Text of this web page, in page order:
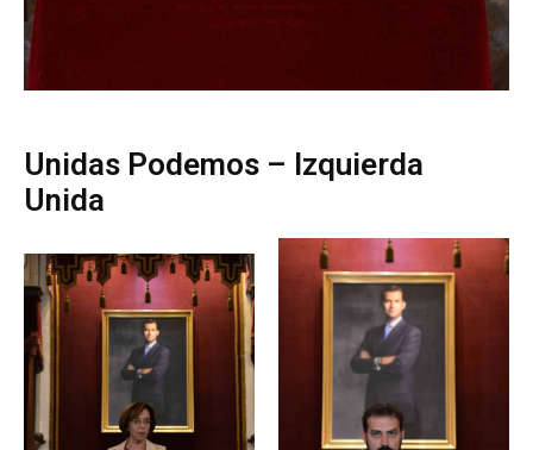
Unidas Podemos – Izquierda
Unida